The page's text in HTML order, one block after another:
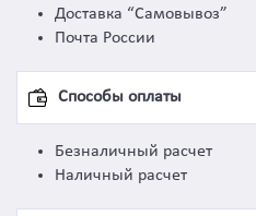
Доставка “Самовывоз”
Почта России
Способы оплаты
Безналичный расчет
Наличный расчет